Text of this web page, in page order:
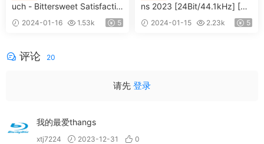
uch - Bittersweet Satisfactio
n 2023 [24Bit/48kHz] [Hi-Re
s Flac 444MB]
2024-01-16 1.53k 5
ns 2023 [24Bit/44.1kHz] [Hi-
Res Flac 396MB]
2024-01-15 2.23k 5
评论 20
请先 登录
我的最爱thangs
xtj7224 2023-12-31 0